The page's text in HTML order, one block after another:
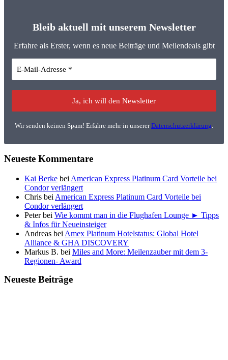
Bleib aktuell mit unserem Newsletter
Erfahre als Erster, wenn es neue Beiträge und Meilendeals gibt
Wir senden keinen Spam! Erfahre mehr in unsererDatenschutzerklärung
Neueste Kommentare
Kai Berke bei American Express Platinum Card Vorteile bei
Condor verlängert
Chris bei American Express Platinum Card Vorteile bei
Condor verlängert
Peterbei Wie kommt man in die Flughafen Lounge ► Tipps
& Infos für Neueinsteiger
Andreas bei Amex Platinum Hotelstatus: Global Hotel
Alliance & GHA DISCOVERY
Markus B. bei Miles and More: Meilenzauber mit dem 3-
Regionen- Award
Neueste Beiträge